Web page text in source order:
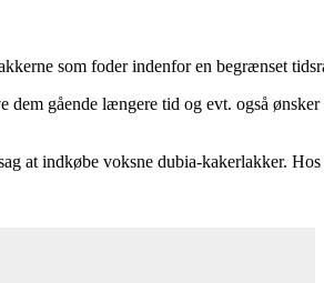
som foder indenfor en begrænset
dem gående længere tid og evt. også
at indkøbe voksne dubia-kakerlakker.